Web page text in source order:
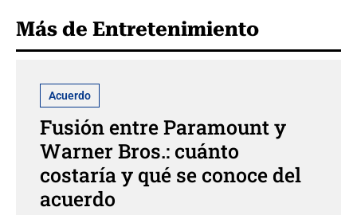
Más de Entretenimiento
Acuerdo
Fusión entre Paramount y
Warner Bros.: cuánto
costaría y qué se conoce del
acuerdo